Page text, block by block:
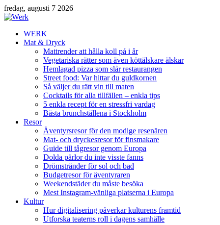
fredag, augusti 7 2026
WERK
Mat & Dryck
Mattrender att hålla koll på i år
Vegetariska rätter som även köttälskare älskar
Hemlagad pizza som slår restaurangen
Street food: Var hittar du guldkornen
Så väljer du rätt vin till maten
Cocktails för alla tillfällen – enkla tips
5 enkla recept för en stressfri vardag
Bästa brunchställena i Stockholm
Resor
Äventyrsresor för den modige resenären
Mat- och dryckesresor för finsmakare
Guide till tågresor genom Europa
Dolda pärlor du inte visste fanns
Drömstränder för sol och bad
Budgetresor för äventyraren
Weekendstäder du måste besöka
Mest Instagram-vänliga platserna i Europa
Kultur
Hur digitalisering påverkar kulturens framtid
Utforska teaterns roll i dagens samhälle